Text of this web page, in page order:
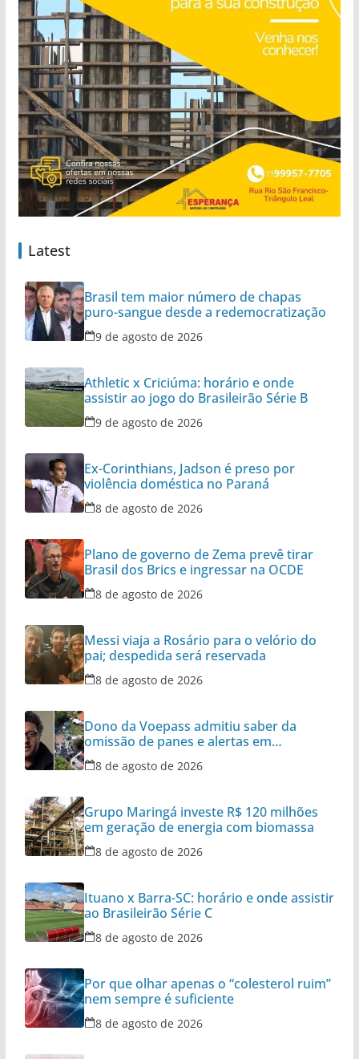
Latest
Brasil tem maior número de chapas
puro-sangue desde a redemocratização
9 de agosto de 2026
Athletic x Criciúma: horário e onde
assistir ao jogo do Brasileirão Série B
9 de agosto de 2026
Ex-Corinthians, Jadson é preso por
violência doméstica no Paraná
8 de agosto de 2026
Plano de governo de Zema prevê tirar
Brasil dos Brics e ingressar na OCDE
8 de agosto de 2026
Messi viaja a Rosário para o velório do
pai; despedida será reservada
8 de agosto de 2026
Dono da Voepass admitiu saber da
omissão de panes e alertas em
aeronaves
8 de agosto de 2026
Grupo Maringá investe R$ 120 milhões
em geração de energia com biomassa
8 de agosto de 2026
Ituano x Barra-SC: horário e onde assistir
ao Brasileirão Série C
8 de agosto de 2026
Por que olhar apenas o “colesterol ruim”
nem sempre é suficiente
8 de agosto de 2026